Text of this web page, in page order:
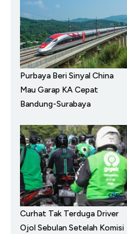
Purbaya Beri Sinyal China
Mau Garap KA Cepat
Bandung-Surabaya
Curhat Tak Terduga Driver
Ojol Sebulan Setelah Komisi